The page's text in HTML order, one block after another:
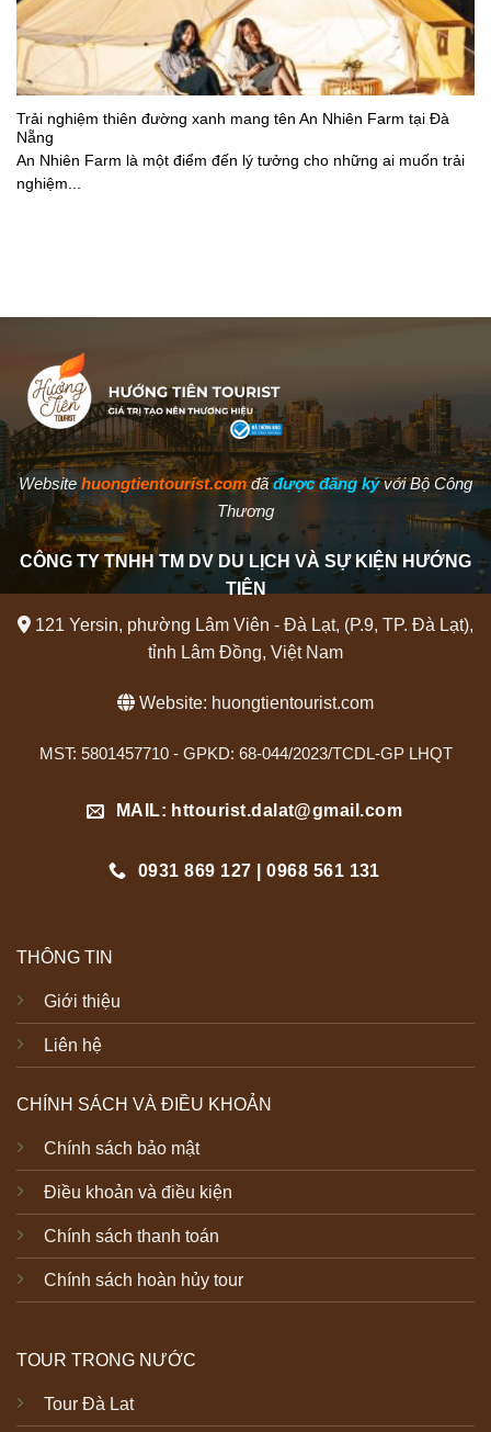
Trải nghiệm thiên đường xanh mang tên An Nhiên Farm tại Đà
Nẵng
An Nhiên Farm là một điểm đến lý tưởng cho những ai muốn trải
nghiệm...
Website huongtientourist.com đãđược đăng ký với Bộ Công
Thương
CÔNG TY TNHH TM DV DU LỊCH VÀ SỰ KIỆN HƯỚNG
TIÊN
121 Yersin, phường Lâm Viên - Đà Lạt, (P.9, TP. Đà Lạt),
tỉnh Lâm Đồng, Việt Nam
Website: huongtientourist.com
MST: 5801457710 - GPKD: 68-044/2023/TCDL-GP LHQT
MAIL: httourist.dalat@gmail.com
0931 869 127 | 0968 561 131
THÔNG TIN
Giới thiệu
Liên hệ
CHÍNH SÁCH VÀ ĐIỀU KHOẢN
Chính sách bảo mật
Điều khoản và điều kiện
Chính sách thanh toán
Chính sách hoàn hủy tour
TOUR TRONG NƯỚC
Tour Đà Lat